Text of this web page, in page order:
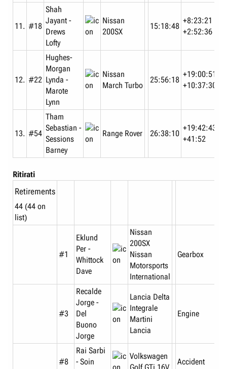
11. #18
Shah
Jayant -
Drews
Lofty
Nissan
200SX
15:18:48
+8:23:21
+2:52:36
12. #22
Hughes-
Morgan
Lynda -
Marote
Lynn
Nissan
March Turbo
25:56:18
+19:00:51
+10:37:30
13. #54
Tham
Sebastian -
Sessions
Barney
Range Rover 26:38:10
+19:42:43
+41:52
Ritirati
Retirements​
44 (44 on
list)
#1
Eklund
Per -
Whittock
Dave
Nissan
200SX
Nissan
Motorsports
International
Gearbox
#3
Recalde
Jorge -
Del
Buono
Jorge
Lancia Delta
Integrale
Martini
Lancia
Engine
#8
Rai Sarbi
- Soin
Volkswagen
Accident